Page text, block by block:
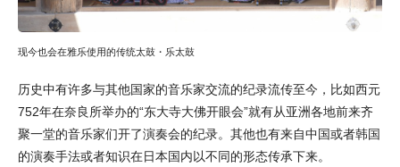
现今也会在雅乐使用的传统太鼓・乐太鼓
历史中有许多与其他国家的音乐家交流的纪录流传至今，比如西元
752年在奈良所举办的“东大寺大佛开眼会”就有从亚洲各地前来齐
聚一堂的音乐家们开了演奏会的纪录。其他也有来自中国或者韩国
的演奏手法或者知识在日本国内以不同的形态传承下来。